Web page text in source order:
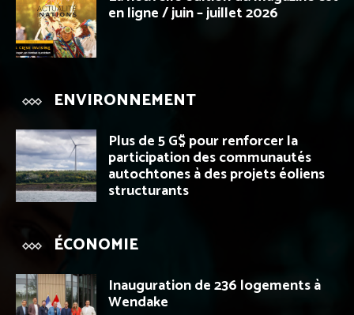
en ligne / juin – juillet 2026
ENVIRONNEMENT
Plus de 5 G$ pour renforcer la
participation des communautés
autochtones à des projets éoliens
structurants
ÉCONOMIE
Inauguration de 236 logements à
Wendake